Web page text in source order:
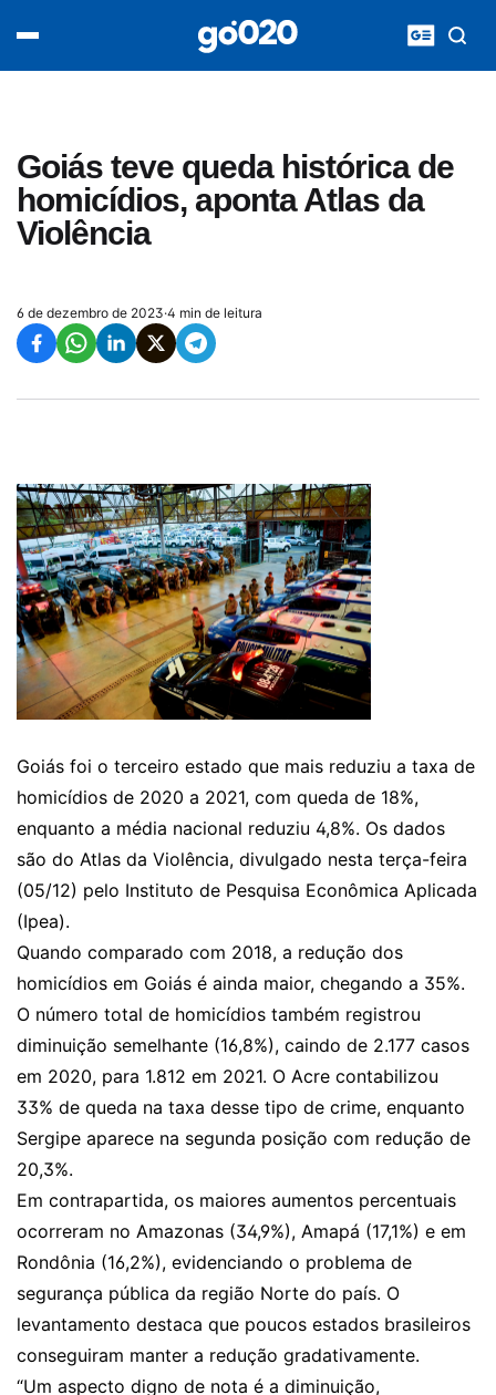
Goiás teve queda histórica de
homicídios, aponta Atlas da
Violência
6 de dezembro de 2023·4 min de leitura
Goiás foi o terceiro estado que mais reduziu a taxa de
homicídios de 2020 a 2021, com queda de 18%,
enquanto a média nacional reduziu 4,8%. Os dados
são do Atlas da Violência, divulgado nesta terça-feira
(05/12) pelo Instituto de Pesquisa Econômica Aplicada
(Ipea).
Quando comparado com 2018, a redução dos
homicídios em Goiás é ainda maior, chegando a 35%.
O número total de homicídios também registrou
diminuição semelhante (16,8%), caindo de 2.177 casos
em 2020, para 1.812 em 2021. O Acre contabilizou
33% de queda na taxa desse tipo de crime, enquanto
Sergipe aparece na segunda posição com redução de
20,3%.
Em contrapartida, os maiores aumentos percentuais
ocorreram no Amazonas (34,9%), Amapá (17,1%) e em
Rondônia (16,2%), evidenciando o problema de
segurança pública da região Norte do país. O
levantamento destaca que poucos estados brasileiros
conseguiram manter a redução gradativamente.
“Um aspecto digno de nota é a diminuição,
acontece agora
entretenimento
vídeos
pod020